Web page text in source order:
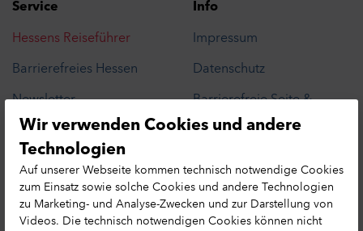
Service
Hessens Reiseführer
Barrierefreies Hessen
Newsletter
Presse
Leichte Sprache
Erlebnisse in Hessen
Reisemagazin bestellen
Info
Impressum
Datenschutz
Barrierefreie Seite &
Barriere melden
Hessen MICE Net
Tourismusnetzwerk
Datenschutzhinweis
Wir verwenden Cookies und andere
Technologien
Auf unserer Webseite kommen technisch notwendige Cookies
zum Einsatz sowie solche Cookies und andere Technologien
zu Marketing- und Analyse-Zwecken und zur Darstellung von
Videos. Die technisch notwendigen Cookies können nicht